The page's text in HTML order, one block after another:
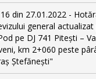
din 27.01.2022 -
general
pe DJ 741 Pitești –
km 2+060 peste
Ștefănești"